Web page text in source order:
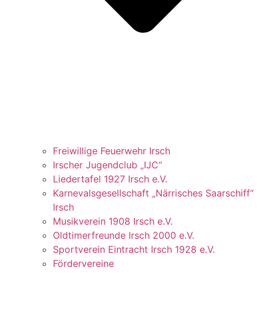
Freiwillige Feuerwehr Irsch
Irscher Jugendclub „IJC“
Liedertafel 1927 Irsch e.V.
Karnevalsgesellschaft „Närrisches Saarschiff“
Irsch
Musikverein 1908 Irsch e.V.
Oldtimerfreunde Irsch 2000 e.V.
Sportverein Eintracht Irsch 1928 e.V.
Fördervereine